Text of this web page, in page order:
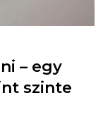
– egy
szinte